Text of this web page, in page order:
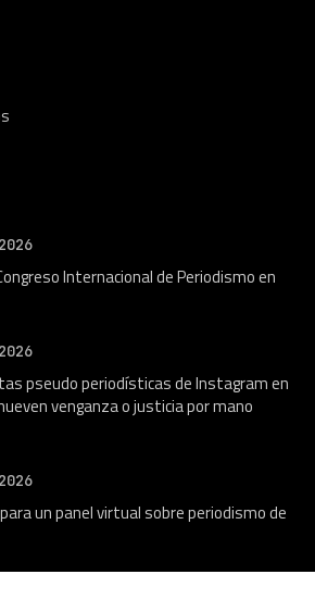
Internacional de Periodismo en
pseudo periodísticas de Instagram en
venganza o justicia por mano
un panel virtual sobre periodismo de